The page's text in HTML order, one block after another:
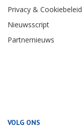
Privacy & Cookiebeleid
Nieuwsscript
Partnernieuws
VOLG ONS